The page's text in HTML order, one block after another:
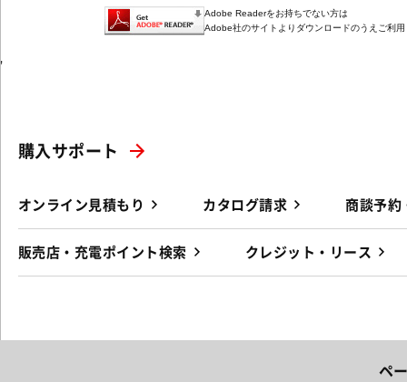
Adobe Readerをお持ちでない方は
Adobe社のサイトよりダウンロードのうえご利
'
購入サポート
オンライン見積もり カタログ請求 商談予約
販売店・充電ポイント検索 クレジット・リース
ペ